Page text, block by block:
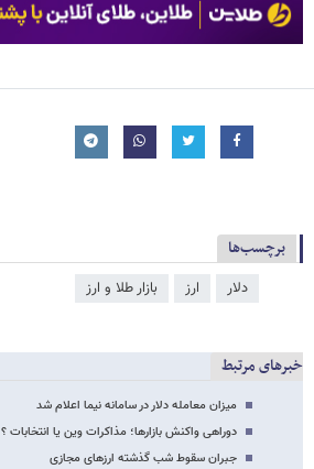
برچسب‌ها
دلار ارز بازار طلا و ارز
خبرهای مرتبط
میزان معامله دلار در سامانه نیما اعلام شد
دوراهی واکنش بازارها؛ مذاکرات وین یا انتخابات ؟
جبران سقوط شب گذشته ارزهای مجازی